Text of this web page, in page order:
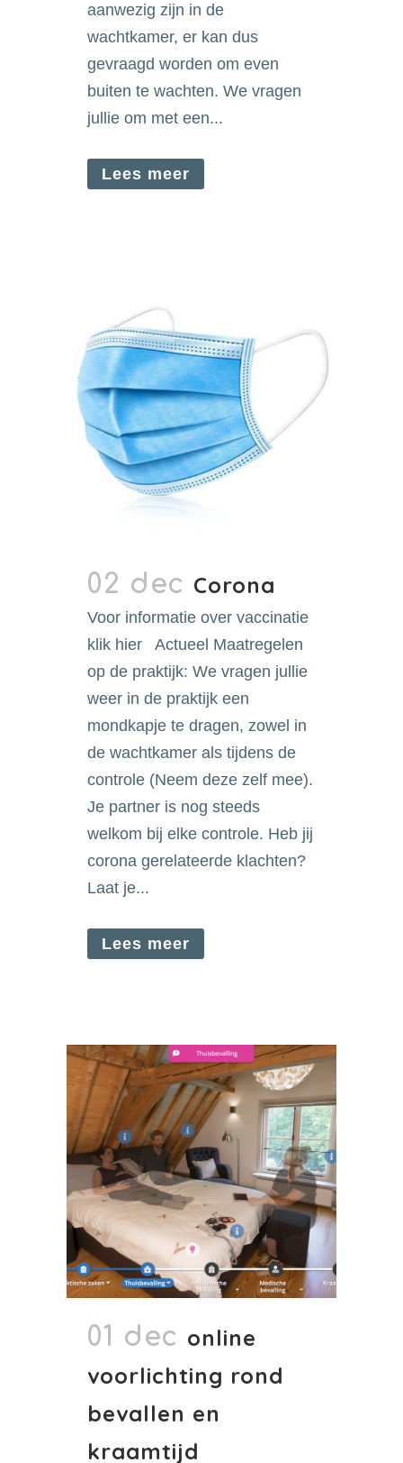
aanwezig zijn in de
wachtkamer, er kan dus
gevraagd worden om even
buiten te wachten. We vragen
jullie om met een...
Lees meer
02 dec Corona
Voor informatie over vaccinatie
klik hier Actueel Maatregelen
op de praktijk: We vragen jullie
weer in de praktijk een
mondkapje te dragen, zowel in
de wachtkamer als tijdens de
controle (Neem deze zelf mee).
Je partner is nog steeds
welkom bij elke controle. Heb jij
corona gerelateerde klachten?
Laat je...
Lees meer
01 dec online
voorlichting rond
bevallen en
kraamtijd